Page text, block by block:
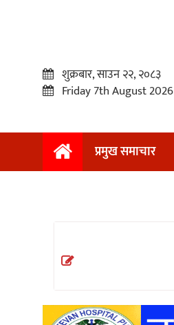
प्रमुख
अन्तराष्ट्रिय
शुक्रबार, साउन २२, २०८३
Friday 7th August 2026
प्रमुख समाचार